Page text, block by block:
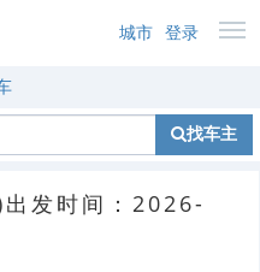
城市 登录
找车主
发时间：2026-